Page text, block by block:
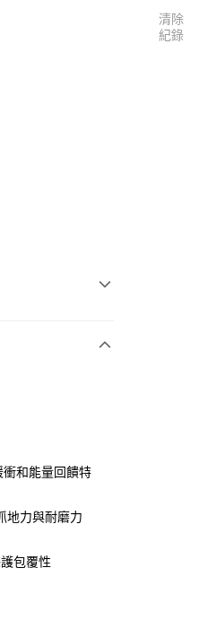
衝和能量回饋特
地力與耐磨力
包覆性
清除
紀錄